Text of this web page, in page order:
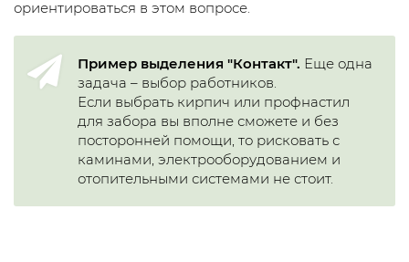
ориентироваться в этом вопросе.
Пример выделения "Контакт". Еще одна
задача – выбор работников.
Если выбрать кирпич или профнастил
для забора вы вполне сможете и без
посторонней помощи, то рисковать с
каминами, электрооборудованием и
отопительными системами не стоит.